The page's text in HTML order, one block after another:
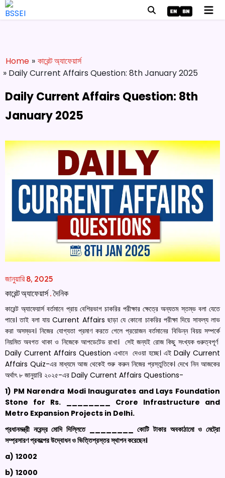
Home » কারেন্ট অ্যাফেয়ার্স
» Daily Current Affairs Question: 8th January 2025
Daily Current Affairs Question: 8th
January 2025
জানুয়ারি 8, 2025
কারেন্ট অ্যাফেয়ার্স.দৈনিক
কারেন্ট অ্যাফেয়ার্স বর্তমানে প্রায় বেশিরভাগ চাকরির পরীক্ষার ক্ষেত্রে অন্যতম স্তম্ভ বলা যেতে
পারে। তাই বলা যায় Current Affairs ছাড়া যে কোনো চাকরির পরীক্ষা দিয়ে সাফল্য লাভ
করা অসম্ভব। নিজের যোগ্যতা প্রমাণ করতে গেলে প্রয়োজন বর্তমানের বিভিন্ন বিয়য় সম্পর্কে
নিয়মিত অবগত থাকা ও নিজেকে আপডেটেড রাখা। সেই জন্যই রোজ কিছু সংখ্যক গুরুত্বপূর্ণ
Daily Current Affairs Question এখানে দেওয়া হচ্ছে। এই Daily Current
Affairs Quiz-এর মাধ্যমে আজ থেকেই শুরু করুন নিজের প্রস্তুতিকে। দেখে নিন আজকের
অর্থাৎ ৮ জানুয়ারি ২০২৫-এর Daily Current Affairs Questions-
1) PM Narendra ModiInaugurates and Lays Foundation
Stone for Rs. Crore Infrastructure and
Metro Expansion Projects in Delhi.
প্রধানমন্ত্রী নরেন্দ্র মোদি দিল্লিতে ________ কোটি টাকার অবকাঠামো ও মেট্রো
সম্প্রসারণ প্রকল্পের উদ্বোধন ও ভিত্তিপ্রস্তর স্থাপন করেছেন।
a) 12002
b) 12000